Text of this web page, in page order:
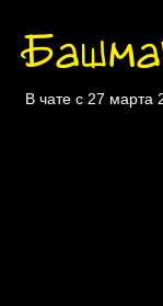
В чате с 27 марта